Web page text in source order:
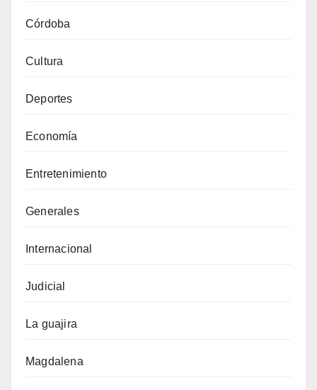
Córdoba
Cultura
Deportes
Economía
Entretenimiento
Generales
Internacional
Judicial
La guajira
Magdalena